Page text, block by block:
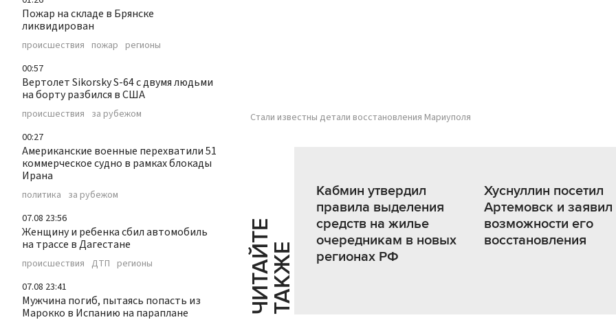
Пожар на складе в Брянске
ликвидирован
происшествия пожар регионы
00:57
Вертолет Sikorsky S-64 с двумя людьми
на борту разбился в США
происшествия за рубежом
00:27
Американские военные перехватили 51
коммерческое судно в рамках блокады
Ирана
политика за рубежом
07.08 23:56
Женщину и ребенка сбил автомобиль
на трассе в Дагестане
происшествия ДТП регионы
07.08 23:41
Мужчина погиб, пытаясь попасть из
Марокко в Испанию на параплане
Стали известны детали восстановления Мариуполя
Ч
И
Т
АЙ
Т
Е
Т
А
К
ЖЕ
Кабмин утвердил
правила выделения
средств на жилье
очередникам в новых
регионах РФ
Хуснуллин посетил
Артемовск и заявил
возможности его
восстановления